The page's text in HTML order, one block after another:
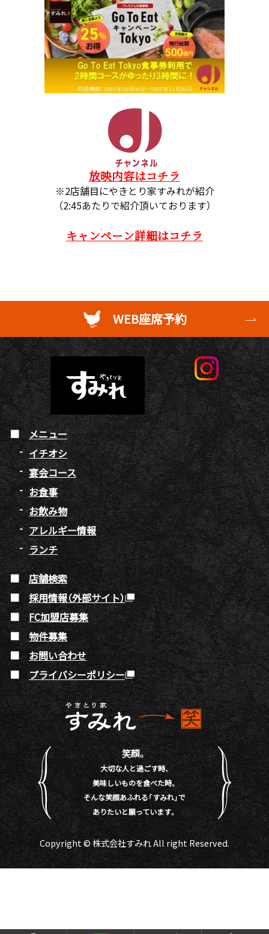
放映内容はコチラ
※2店舗目にやきとり家すみれが紹介
（2:45あたりで紹介頂いております）
キャンペーン詳細はコチラ
WEB座席予約
メニュー
イチオシ
宴会コース
お食事
お飲み物
アレルギー情報
ランチ
店舗検索
採用情報（外部サイト）
FC加盟店募集
物件募集
お問い合わせ
プライバシーポリシー
笑顔。
大切な人と過ごす時、
美味しいものを食べた時。
そんな笑顔あふれる「すみれ」で
ありたいと願っています。
Copyright © 株式会社すみれ All right Reserved.